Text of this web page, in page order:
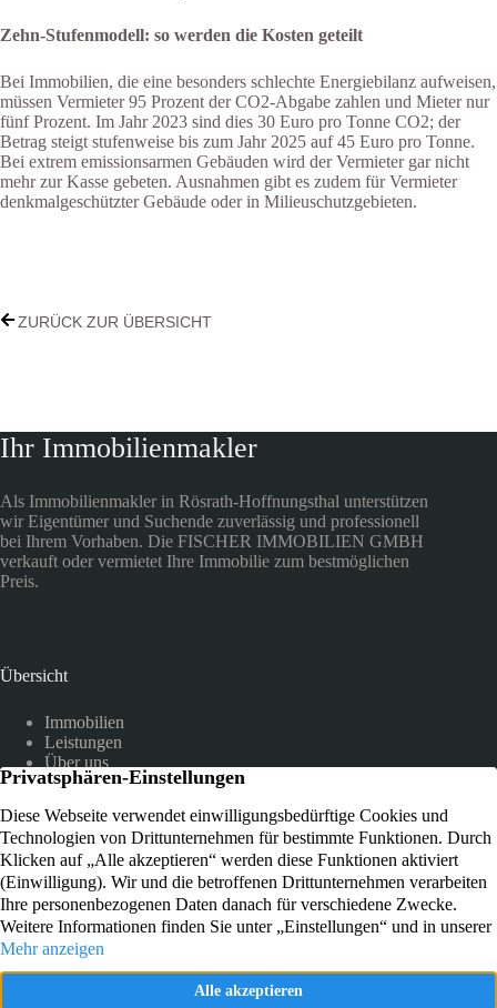
Zehn-Stufenmodell: so werden die Kosten geteilt
Bei Immobilien, die eine besonders schlechte Energiebilanz aufweisen,
müssen Vermieter 95 Prozent der CO2-Abgabe zahlen und Mieter nur
fünf Prozent. Im Jahr 2023 sind dies 30 Euro pro Tonne CO2; der
Betrag steigt stufenweise bis zum Jahr 2025 auf 45 Euro pro Tonne.
Bei extrem emissionsarmen Gebäuden wird der Vermieter gar nicht
mehr zur Kasse gebeten. Ausnahmen gibt es zudem für Vermieter
denkmalgeschützter Gebäude oder in Milieuschutzgebieten.
ZURÜCK ZUR ÜBERSICHT
Ihr Immobilienmakler
Als Immobilienmakler in Rösrath-Hoffnungsthal unterstützen
wir Eigentümer und Suchende zuverlässig und professionell
bei Ihrem Vorhaben. Die FISCHER IMMOBILIEN GMBH
verkauft oder vermietet Ihre Immobilie zum bestmöglichen
Preis.
Übersicht
Immobilien
Leistungen
Über uns
Referenzen
Kontakt
Am Hammer 12
51503 Rösrath-Hoffnungsthal
+49 2205 9047441